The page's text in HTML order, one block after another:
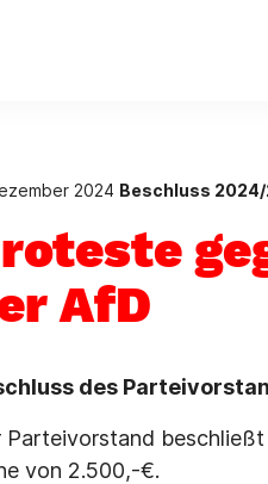
2024 Beschluss
AfD
des
Parteivorstand
von 2.500,-€.